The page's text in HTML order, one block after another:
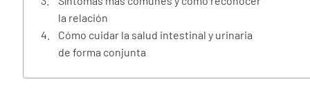
la relación
Cómo cuidar la salud intestinal y urinaria
de forma conjunta